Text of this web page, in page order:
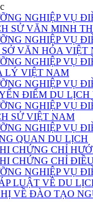
NGHIỆP VỤ
SỬ VĂN MINH
NGHIỆP VỤ
VĂN HÓA VIỆT
NGHIỆP VỤ
LÝ VIỆT NAM
NGHIỆP VỤ
ĐIỂM DU LỊCH
NGHIỆP VỤ
SỬ VIỆT NAM
NGHIỆP VỤ
QUAN DU LỊCH
CHỨNG CHỈ
CHỨNG CHỈ
NGHIỆP VỤ
LUẬT VỀ DU
VỀ ĐÀO TẠO